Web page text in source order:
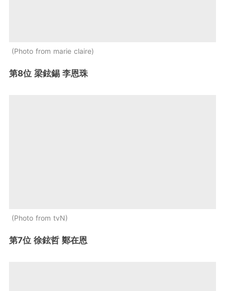
Photo from marie claire
第8位 梁鉉錫 李恩珠
Photo from tvN
第7位 徐鉉哲 鄭在恩